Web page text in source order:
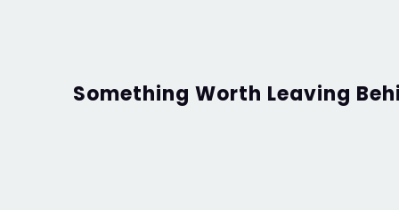
Something Worth Leaving